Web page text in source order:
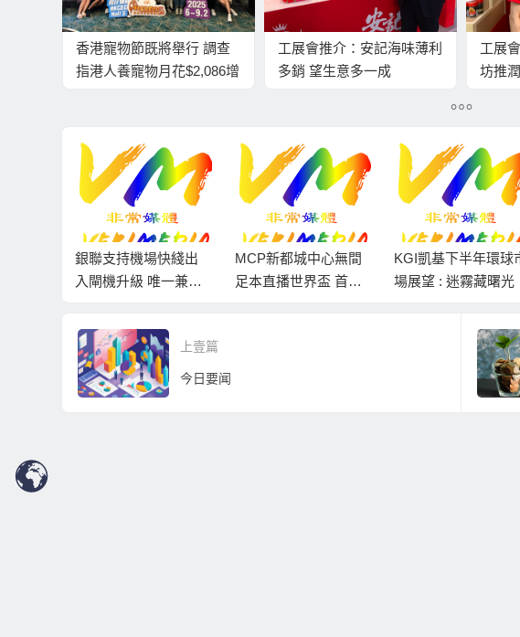
香港寵物節既將舉行 調查
指港人養寵物月花$2,086增
工展會推介：安記海味薄利
多銷 望生意多一成
工展
坊推
銀聯支持機場快綫出
入閘機升級 唯一兼容
乘車
MCP新都城中心無間
足本直播世界盃 首日
KGI凱基下半年環球
場展望 : 迷霧藏曙光
上壹篇
今日要闻